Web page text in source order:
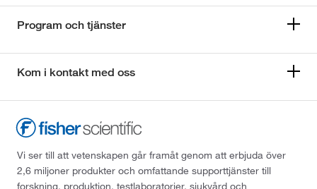
Program och tjänster
Kom i kontakt med oss
Vi ser till att vetenskapen går framåt genom att erbjuda över
2,6 miljoner produkter och omfattande supporttjänster till
forskning, produktion, testlaboratorier, sjukvård och